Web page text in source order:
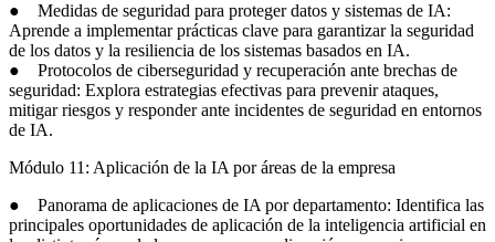
● Medidas de seguridad para proteger datos y sistemas de IA:
Aprende a implementar prácticas clave para garantizar la seguridad
de los datos y la resiliencia de los sistemas basados en IA.
● Protocolos de ciberseguridad y recuperación ante brechas de
seguridad: Explora estrategias efectivas para prevenir ataques,
mitigar riesgos y responder ante incidentes de seguridad en entornos
de IA.
Módulo 11: Aplicación de la IA por áreas de la empresa
● Panorama de aplicaciones de IA por departamento: Identifica las
principales oportunidades de aplicación de la inteligencia artificial en